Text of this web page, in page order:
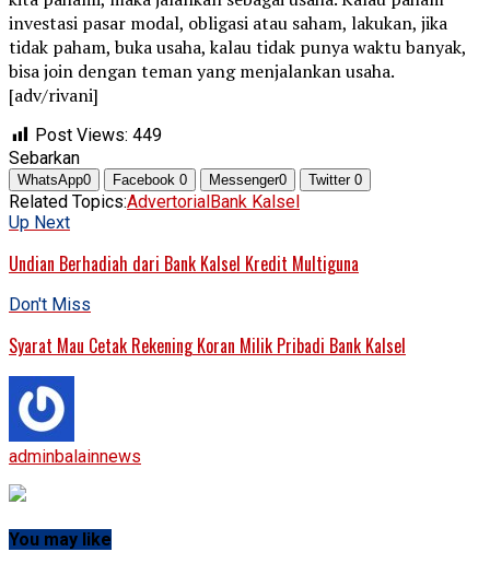
investasi pasar modal, obligasi atau saham, lakukan, jika
tidak paham, buka usaha, kalau tidak punya waktu banyak,
bisa join dengan teman yang menjalankan usaha.
[adv/rivani]
Post Views: 449
Sebarkan
WhatsApp0 Facebook 0 Messenger0 Twitter 0
Related Topics:AdvertorialBank Kalsel
Up Next
Undian Berhadiah dari Bank Kalsel Kredit Multiguna
Don't Miss
Syarat Mau Cetak Rekening Koran Milik Pribadi Bank Kalsel
adminbalainnews
You may like